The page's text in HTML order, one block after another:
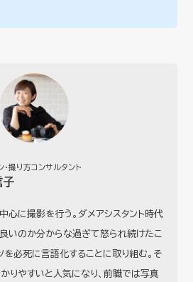
・撮り方コンサルタント
子
心に撮影を行う。ダメアシスタント時代
いのか分からな過ぎて怒られ続けたこ
を必死に言語化することに取り組む。そ
りやすいと人気になり、前職では写真